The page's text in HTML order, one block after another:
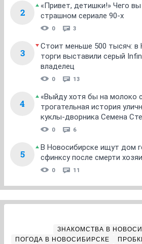
2
«Привет, детишки!» Чего
страшном сериале 90-х
0 3
3
Стоит меньше 500 тысяч: в
торги выставили серый
владелец
0 13
4
«Выйду хотя бы на молоко
трогательная история
куклы-дворника Семена
0 6
5
В Новосибирске ищут дом
сфинксу после смерти
0 11
ЗНАКОМСТВА В
ПОГОДА В НОВОСИБИРСКЕ